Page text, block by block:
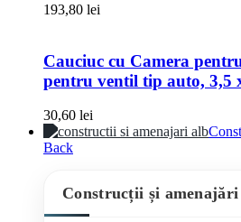
193,80 lei
Cauciuc cu Camera
pentru ventil tip auto, 3,5
30,60 lei
Back
Construcții și amenajări